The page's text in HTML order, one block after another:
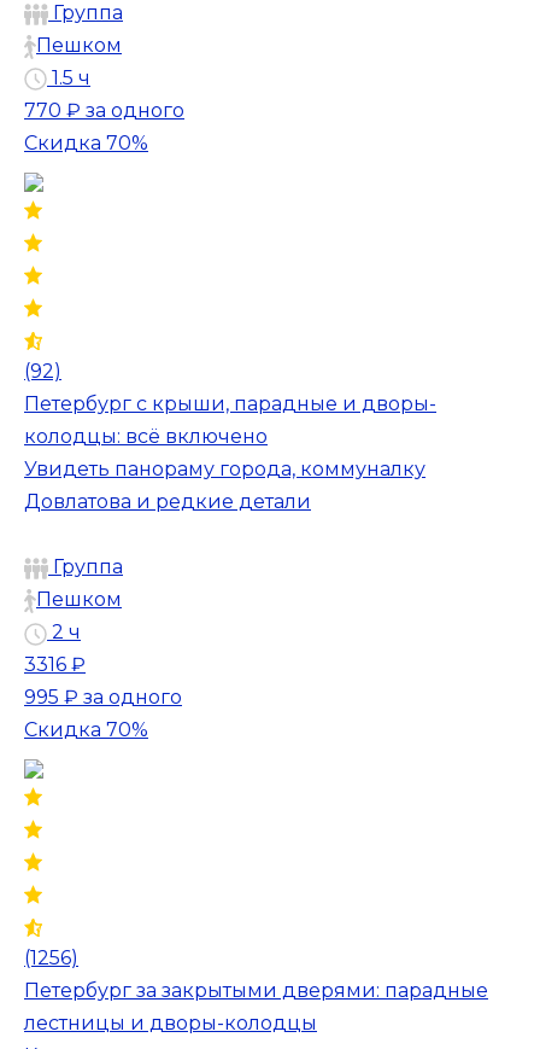
Группа
Пешком
1.5 ч
770 ₽ за одного
Скидка 70%
(92)
Петербург с крыши, парадные и дворы-
колодцы: всё включено
Увидеть панораму города, коммуналку
Довлатова и редкие детали
Группа
Пешком
2 ч
3316 ₽
995 ₽ за одного
Скидка 70%
(1256)
Петербург за закрытыми дверями: парадные
лестницы и дворы-колодцы